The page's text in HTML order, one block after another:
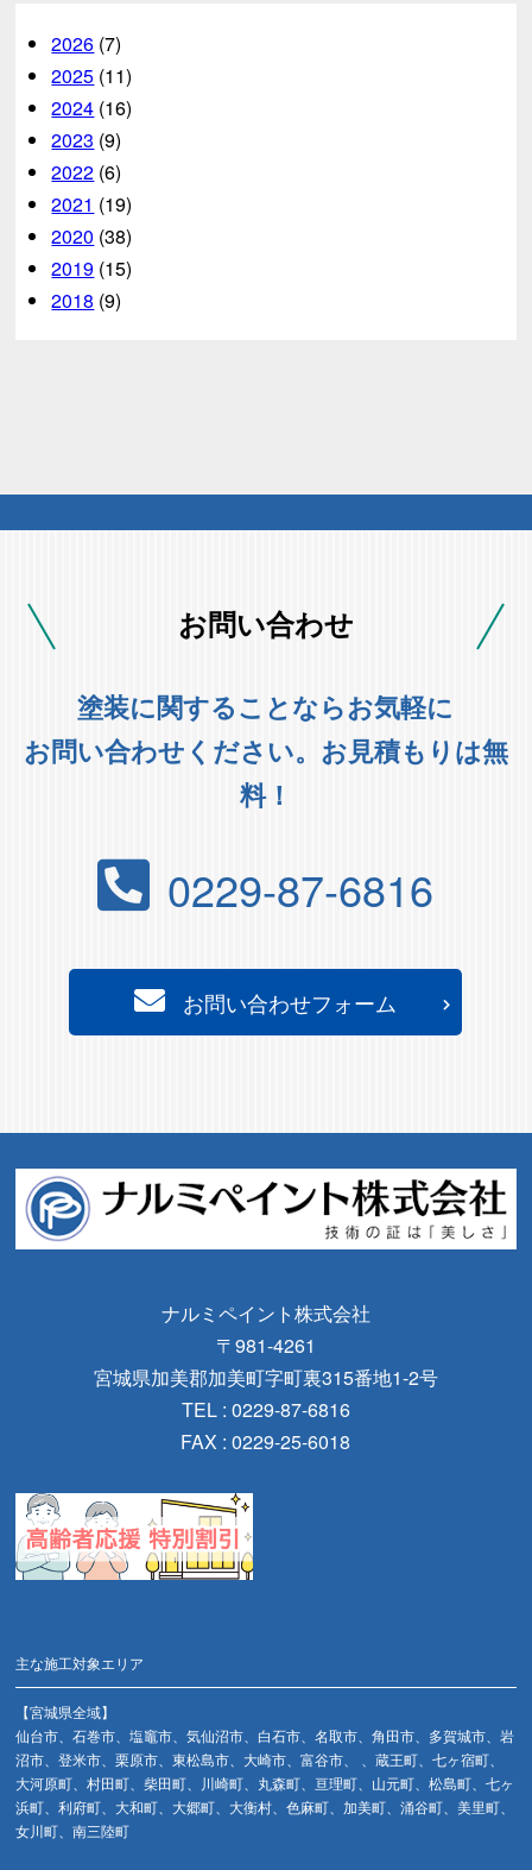
2026 (7)
2025 (11)
2024 (16)
2023 (9)
2022 (6)
2021 (19)
2020 (38)
2019 (15)
2018 (9)
お問い合わせ
塗装に関することならお気軽に
お問い合わせください。お見積もりは無
料！
0229-87-6816
お問い合わせフォーム
ナルミペイント株式会社
〒981-4261
宮城県加美郡加美町字町裏315番地1-2号
TEL : 0229-87-6816
FAX : 0229-25-6018
主な施工対象エリア
【宮城県全域】
仙台市、石巻市、塩竈市、気仙沼市、白石市、名取市、角田市、多賀城市、岩
沼市、登米市、栗原市、東松島市、大崎市、富谷市、 、蔵王町、七ヶ宿町、
大河原町、村田町、柴田町、川崎町、丸森町、亘理町、山元町、松島町、七ヶ
浜町、利府町、大和町、大郷町、大衡村、色麻町、加美町、涌谷町、美里町、
女川町、南三陸町